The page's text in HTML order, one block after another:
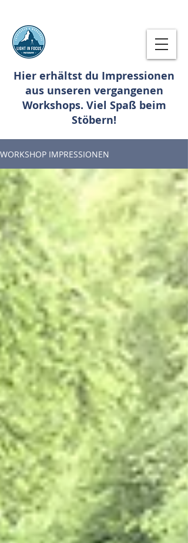
Hier erhältst du Impressionen
aus unseren vergangenen
Workshops. Viel Spaß beim
Stöbern!
WORKSHOP IMPRESSIONEN